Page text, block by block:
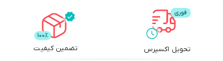
تحویل اکسپرس تضمین کیفیت